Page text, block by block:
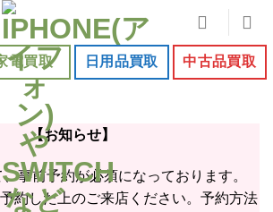
電買取 日用品買取 中古品買取
【お知らせ】
事前予約が必須になっております。
約した上のご来店ください。予約方法